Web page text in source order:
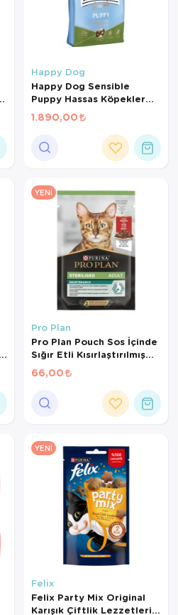
Happy Dog
Happy Dog Sensible
Puppy Hassas Köpekler
İçin Kuzu Etli ve Pirinçli
Yavru Köpek Maması 4 Kg
1.890,00
YENI
Pro Plan
Pro Plan Pouch Sos İçinde
Sığır Etli Kısırlaştırılmış
Kedi Konservesi 85 Gr
66,00
YENI
Felix
Felix Party Mix Original
Karışık Çiftlik Lezzetleri